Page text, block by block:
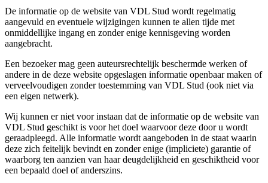
De informatie op de website van VDL Stud wordt regelmatig
aangevuld en eventuele wijzigingen kunnen te allen tijde met
onmiddellijke ingang en zonder enige kennisgeving worden
aangebracht.
Een bezoeker mag geen auteursrechtelijk beschermde werken of
andere in de deze website opgeslagen informatie openbaar maken of
verveelvoudigen zonder toestemming van VDL Stud (ook niet via
een eigen netwerk).
Wij kunnen er niet voor instaan dat de informatie op de website van
VDL Stud geschikt is voor het doel waarvoor deze door u wordt
geraadpleegd. Alle informatie wordt aangeboden in de staat waarin
deze zich feitelijk bevindt en zonder enige (impliciete) garantie of
waarborg ten aanzien van haar deugdelijkheid en geschiktheid voor
een bepaald doel of anderszins.